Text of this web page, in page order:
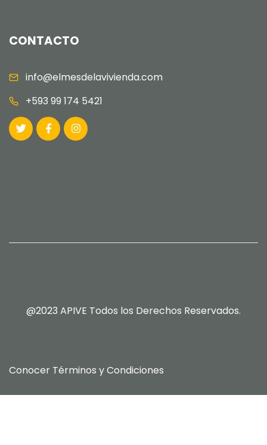
CONTACTO
info@elmesdelavivienda.com
+593 99 174 5421
@2023 APIVE Todos los Derechos Reservados.
Conocer Términos y Condiciones